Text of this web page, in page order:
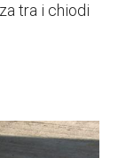
tra i chiodi